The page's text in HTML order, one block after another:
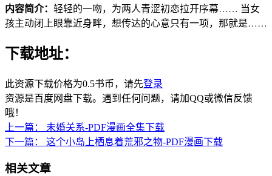
内容简介： 轻轻的一吻，为两人青涩初恋拉开序幕…… 当女
孩主动闭上眼靠近身畔，想传达的心意只有一项，那就是……
下载地址：
此资源下载价格为0.5书币，请先登录
资源是百度网盘下载。遇到任何问题，请加QQ或微信反馈
哦！
上一篇：
未婚关系-PDF漫画全集下载
下一篇：
这个小岛上栖息着荒邪之物-PDF漫画下载
相关文章